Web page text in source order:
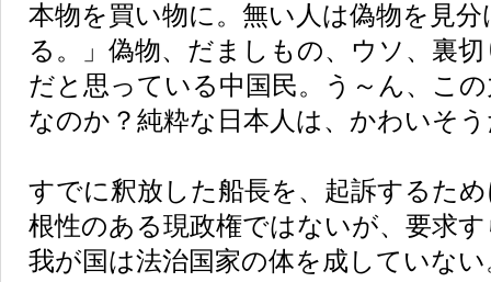
本物を買い物に。無い人は偽物を見
る。」偽物、だましもの、ウソ、裏
だと思っている中国民。う～ん、こ
なのか？純粋な日本人は、かわいそ
すでに釈放した船長を、起訴するた
根性のある現政権ではないが、要求
我が国は法治国家の体を成していな